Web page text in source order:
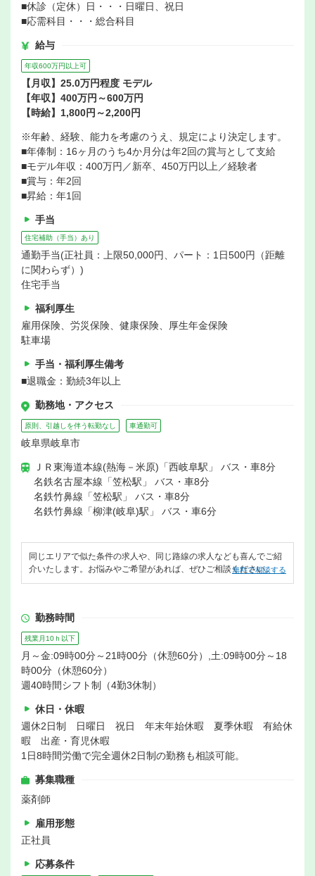
■休診（定休）日・・・日曜日、祝日
■応需科目・・・総合科目
給与
年収600万円以上可
【月収】25.0万円程度 モデル
【年収】400万円～600万円
【時給】1,800円～2,200円
※年齢、経験、能力を考慮のうえ、規定により決定します。
■年俸制：16ヶ月のうち4か月分は年2回の賞与として支給
■モデル年収：400万円／新卒、450万円以上／経験者
■賞与：年2回
■昇給：年1回
手当
住宅補助（手当）あり
通勤手当(正社員：上限50,000円、パート：1日500円（距離
に関わらず）)
住宅手当
福利厚生
雇用保険、労災保険、健康保険、厚生年金保険
駐車場
手当・福利厚生備考
■退職金：勤続3年以上
勤務地・アクセス
原則、引越しを伴う転勤なし 車通勤可
岐阜県岐阜市
ＪＲ東海道本線(熱海－米原)「西岐阜駅」 バス・車8分
名鉄名古屋本線「笠松駅」 バス・車8分
名鉄竹鼻線「笠松駅」 バス・車8分
名鉄竹鼻線「柳津(岐阜)駅」 バス・車6分
同じエリアで似た条件の求人や、同じ路線の求人なども喜んでご紹
介いたします。お悩みやご希望があれば、ぜひご相談ください。
無料で相談する
勤務時間
残業月10ｈ以下
月～金:09時00分～21時00分（休憩60分）,土:09時00分～18
時00分（休憩60分）
週40時間シフト制（4勤3休制）
休日・休暇
週休2日制 日曜日 祝日 年末年始休暇 夏季休暇 有給休
暇 出産・育児休暇
1日8時間労働で完全週休2日制の勤務も相談可能。
募集職種
薬剤師
雇用形態
正社員
応募条件